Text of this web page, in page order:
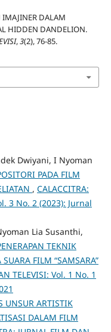
IMAJINER DALAM
HIDDEN DANDELION.
,3(2), 76-85.
Dwiyani, I Nyoman
PADA FILM
, CALACCITRA:
3 No. 2 (2023): Jurnal
Lia Susanthi,
TEKNIK
FILM “SAMSARA”
TELEVISI: Vol. 1 No. 1
UNSUR ARTISTIK
DALAM FILM